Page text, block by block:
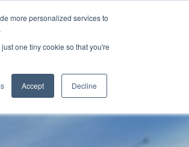
more personalized services to
one tiny cookie so that you're
Accept Decline